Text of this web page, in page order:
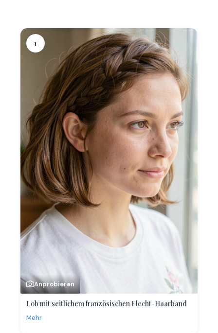
1
Anprobieren
Lob mit seitlichem französischen Flecht-Haarband
Mehr